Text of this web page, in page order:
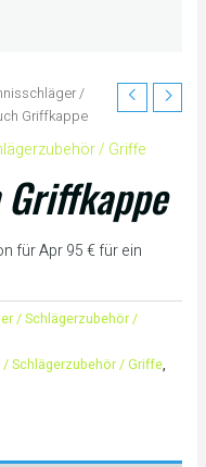
/
Griffkappe
/ Griffe
Griffkappe
für Apr 95 € für ein
/ Schlägerzubehör /
Schlägerzubehör / Griffe,